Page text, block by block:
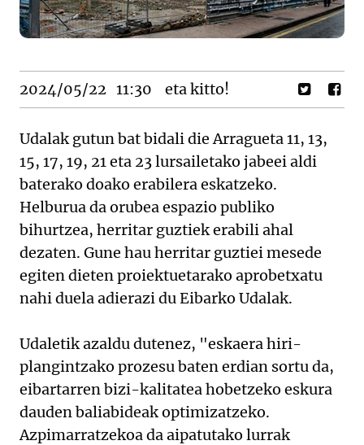
2024/05/22 11:30 eta kitto!
Udalak gutun bat bidali die Arragueta 11, 13,
15, 17, 19, 21 eta 23 lursailetako jabeei aldi
baterako doako erabilera eskatzeko.
Helburua da orubea espazio publiko
bihurtzea, herritar guztiek erabili ahal
dezaten. Gune hau herritar guztiei mesede
egiten dieten proiektuetarako aprobetxatu
nahi duela adierazi du Eibarko Udalak.
Udaletik azaldu dutenez, "eskaera hiri-
plangintzako prozesu baten erdian sortu da,
eibartarren bizi-kalitatea hobetzeko eskura
dauden baliabideak optimizatzeko.
Azpimarratzekoa da aipatutako lurrak